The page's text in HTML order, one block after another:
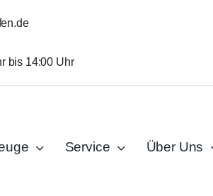
bis 14:00 Uhr
Service Über Uns